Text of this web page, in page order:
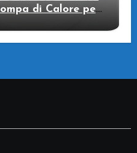
di Calore per